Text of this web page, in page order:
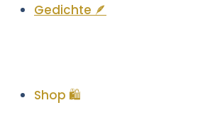
Gedichte 🪶
Shop 🛍️